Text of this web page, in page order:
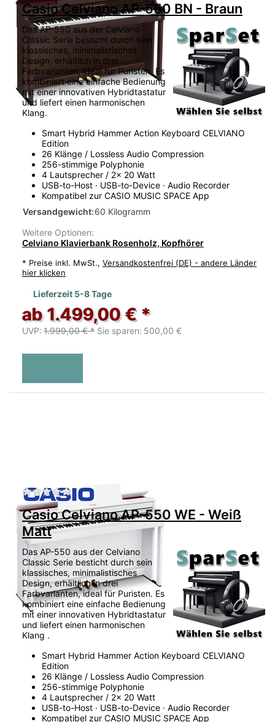
Casio Celviano AP-550 BN - Braun
Das AP-550 aus der Celviano
Classic Serie besticht durch sein
klassisches, minimalistisches
Design, erhältlich in drei
Farbvarianten, ideal für Puristen. Es
kombiniert eine einfache Bedienung
mit einer innovativen Hybridtastatur
und liefert einen harmonischen
Klang.
Smart Hybrid Hammer Action Keyboard CELVIANO
Edition
26 Klänge / Lossless Audio Compression
256-stimmige Polyphonie
4 Lautsprecher / 2x 20 Watt
USB-to-Host · USB-to-Device · Audio Recorder
Kompatibel zur CASIO MUSIC SPACE App
Versandgewicht:60 Kilogramm
Weitere Optionen:
Celviano Klavierbank Rosenholz, Kopfhörer
* Preise inkl. MwSt., Versandkostenfrei (DE) - andere Länder
hier klicken
Lieferzeit 5-8 Tage
ab 1.499,00 € *
UVP: 1.999,00 € * Sie sparen: 500,00 €
Zu diesem Produkt liegen noch keine
Casio Celviano AP-550 WE - Weiß
Matt
Das AP-550 aus der Celviano
Classic Serie besticht durch sein
klassisches, minimalistisches
Design, erhältlich in drei
Farbvarianten, ideal für Puristen. Es
kombiniert eine einfache Bedienung
mit einer innovativen Hybridtastatur
und liefert einen harmonischen
Klang .
Smart Hybrid Hammer Action Keyboard CELVIANO
Edition
26 Klänge / Lossless Audio Compression
256-stimmige Polyphonie
4 Lautsprecher / 2x 20 Watt
USB-to-Host · USB-to-Device · Audio Recorder
Kompatibel zur CASIO MUSIC SPACE App